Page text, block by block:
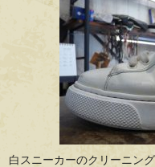
白スニーカーのクリーニン